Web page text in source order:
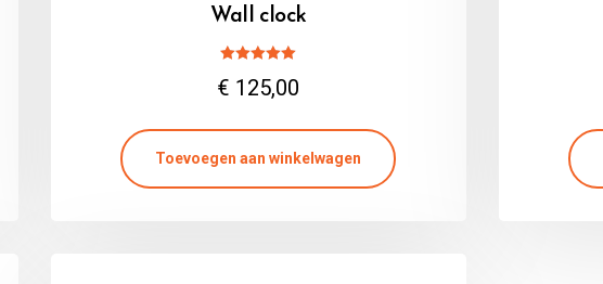
Wall clock
5.00
uit 5
€ 125,00
Toevoegen aan winkelwagen